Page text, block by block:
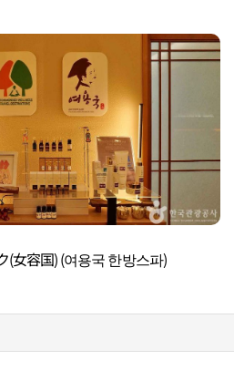
女容国) (여용국 한방스파)